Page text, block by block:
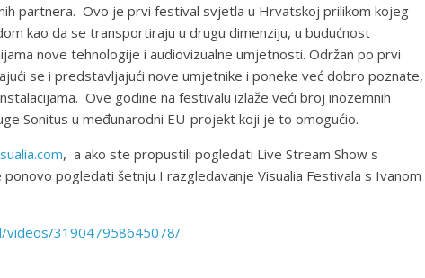
partnera. Ovo je prvi festival svjetla u Hrvatskoj prilikom kojeg
kao da se transportiraju u drugu dimenziju, u budućnost
nove tehnologije i audiovizualne umjetnosti. Održan po prvi
se i predstavljajući nove umjetnike i poneke već dobro poznate,
Ove godine na festivalu izlaže veći broj inozemnih
Sonitus u međunarodni EU-projekt koji je to omogućio.
, a ako ste propustili pogledati Live Stream Show s
pogledati šetnju I razgledavanje Visualia Festivala s Ivanom
videos/319047958645078/